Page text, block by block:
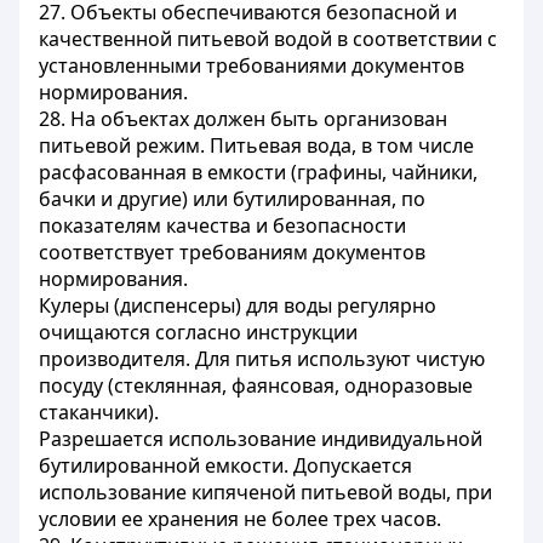
27. Объекты обеспечиваются безопасной и
качественной питьевой водой в соответствии с
установленными требованиями документов
нормирования.
28. На объектах должен быть организован
питьевой режим. Питьевая вода, в том числе
расфасованная в емкости (графины, чайники,
бачки и другие) или бутилированная, по
показателям качества и безопасности
соответствует требованиям документов
нормирования.
Кулеры (диспенсеры) для воды регулярно
очищаются согласно инструкции
производителя. Для питья используют чистую
посуду (стеклянная, фаянсовая, одноразовые
стаканчики).
Разрешается использование индивидуальной
бутилированной емкости. Допускается
использование кипяченой питьевой воды, при
условии ее хранения не более трех часов.